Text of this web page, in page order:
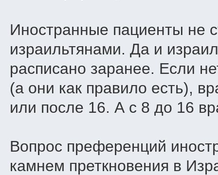
Иностранные пациенты не
израильтянами. Да и
расписано заранее. Если
(а они как правило есть),
или после 16. А с 8 до 16
Вопрос преференций
камнем преткновения в